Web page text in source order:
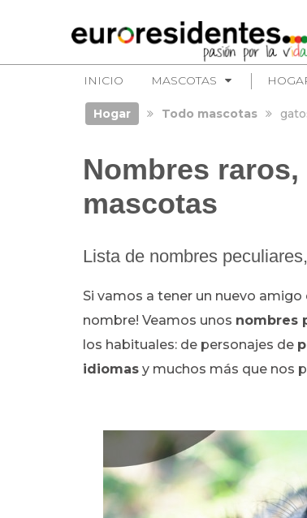
INICIO MASCOTAS
Hogar Todo mascotas
Nombres
mascotas
Lista de nombres
Si vamos a tener un nuevo amigo
nombre! Veamos unos nombres
los habituales: de personajes de
idiomas y muchos más que nos